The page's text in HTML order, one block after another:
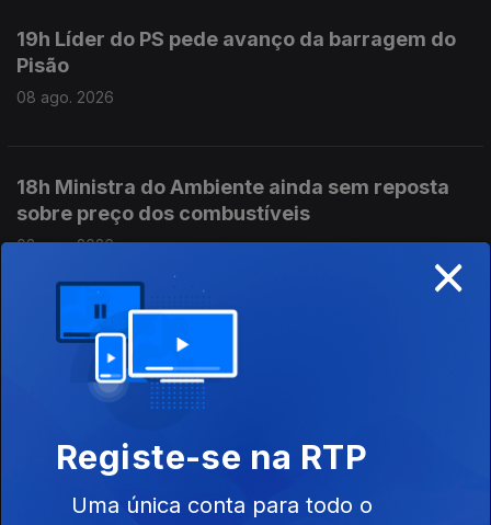
19h Líder do PS pede avanço da barragem do
Pisão
08 ago. 2026
18h Ministra do Ambiente ainda sem reposta
sobre preço dos combustíveis
08 ago. 2026
17h Incêndio em Carrazeda de Ansiães
08 ago. 2026
16h PR defende mais proteção para crianças e
menores imigrantes
08 ago. 2026
×
Registe-se na RTP
Uma única conta para todo o